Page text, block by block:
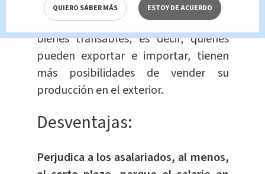
De esta forma, los productores de
bienes transables, es decir, quienes
pueden exportar e importar, tienen
más posibilidades de vender su
producción en el exterior.
Desventajas:
Perjudica a los asalariados, al menos,
QUIERO SABER MÁS ESTOY DE ACUERDO